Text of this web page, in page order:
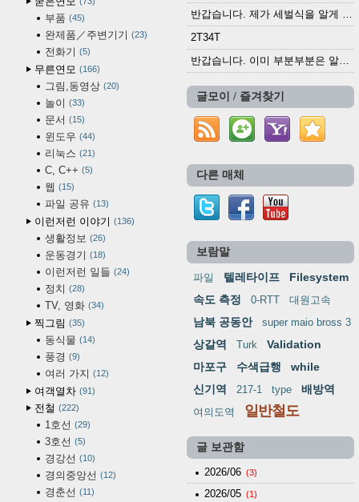
부품 45
완제품／주변기기 23
전화기 5
무른연모 166
그림,동영상 20
놀이 33
문서 15
윈도우 44
리눅스 21
C, C++ 5
웹 15
파일 공유 13
이런저런 이야기 136
생활정보 26
운동경기 18
이런저런 일들 24
정치 28
TV, 영화 34
찍그림 35
동식물 14
풍경 9
여러 가지 12
여객열차 91
전철 222
1호선 29
3호선 5
경강선 10
경의중앙선 12
경춘선 11
반갑습니다. 제가 세벌식을 알게 되어 세벌식 써...
2T34T
반갑습니다. 이미 부분부분은 알려진 정보들이...
글모이 / 즐겨찾기
다른 매체
보람말
파일 텔레타이프
Filesystem
속도 측정
0-RTT 대원고속
남북 공동안 super maio bross 3
상갈역 Turk
Validation
마포구
수색급행
while
신기역
217-1 type 배방역
여의도역 일반철도
글 보관함
2026/06 (3)
2026/05 (1)